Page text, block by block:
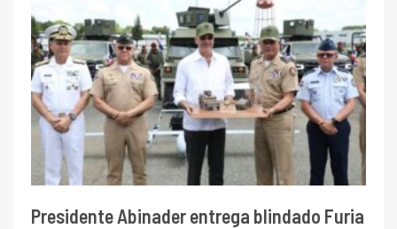
Presidente Abinader entrega blindado Furia